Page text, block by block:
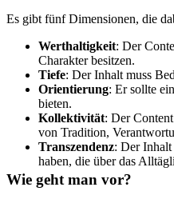
Es gibt fünf Dimensionen, die
Werthaltigkeit: Der
Charakter besitzen.
Tiefe: Der Inhalt muss
Orientierung: Er sollte
bieten.
Kollektivität: Der
von Tradition,
Transzendenz: Der
haben, die über das
Wie geht man vor?